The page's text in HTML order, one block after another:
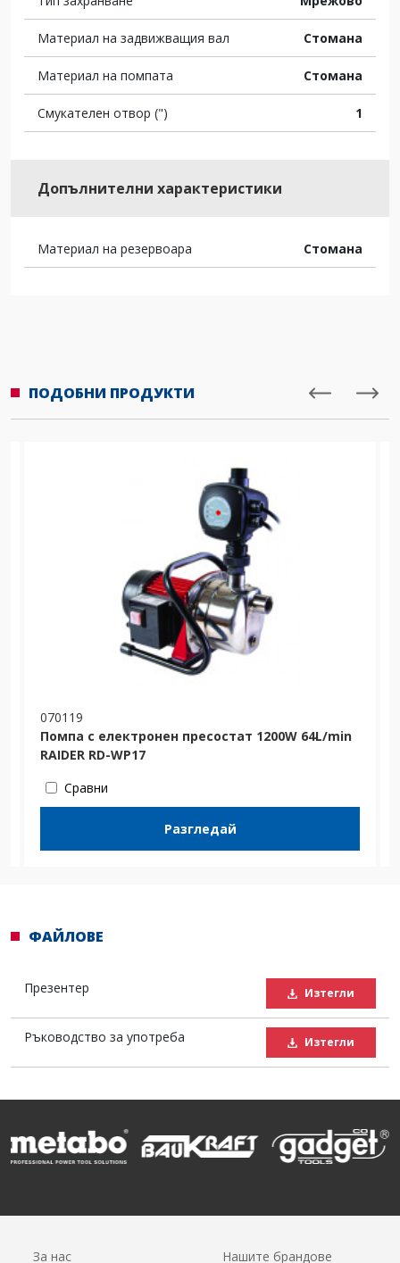
Материал на задвижващия вал Стомана
Материал на помпата Стомана
Смукателен отвор (") 1
Допълнителни характеристики
Материал на резервоара Стомана
ПОДОБНИ ПРОДУКТИ
070119
Помпа с електронен пресостат 1200W 64L/min
RAIDER RD-WP17
Сравни
Разгледай
ФАЙЛОВЕ
Презентер Изтегли
Ръководство за употреба Изтегли
За нас Нашите брандове